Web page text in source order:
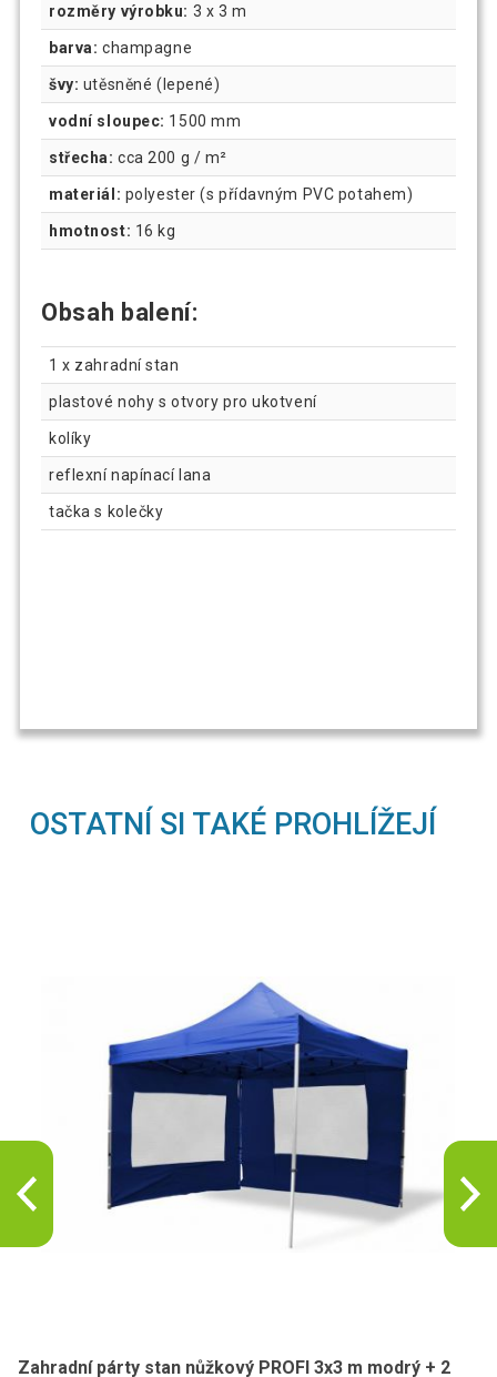
rozměry výrobku: 3 x 3 m
barva: champagne
švy: utěsněné (lepené)
vodní sloupec: 1500 mm
střecha: cca 200 g / m²
materiál: polyester (s přídavným PVC potahem)
hmotnost: 16 kg
Obsah balení:
1 x zahradní stan
plastové nohy s otvory pro ukotvení
kolíky
reflexní napínací lana
tačka s kolečky
OSTATNÍ SI TAKÉ PROHLÍŽEJÍ
Zahradní párty stan nůžkový PROFI 3x3 m modrý + 2